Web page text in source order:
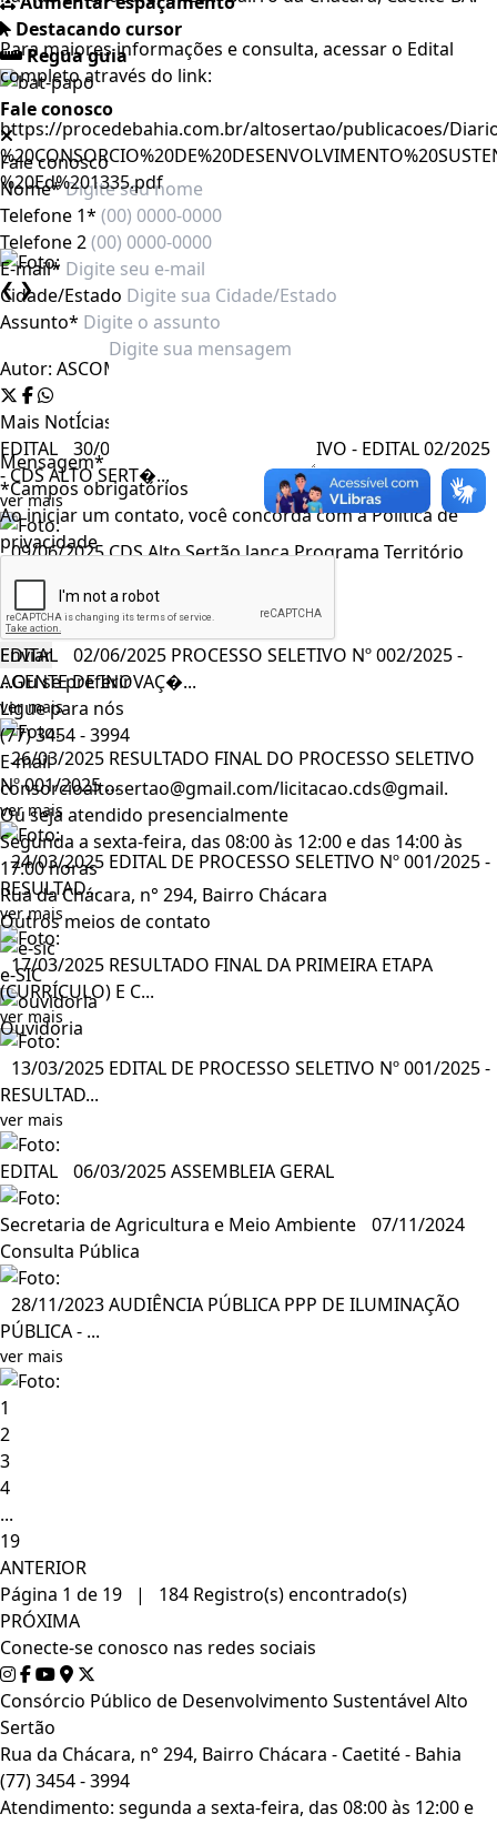
Destacando cursor
Regua guia
Fale conosco
Fale conosco
Nome*
Telefone 1*
Telefone 2
E-mail*
Cidade/Estado
Assunto*
Mensagem*
*Campos obrigatórios
Ao iniciar um contato, você concorda com aPolítica de
privacidade
...Ou se preferir
Ligue para nós
(77) 3454 - 3994
E-mail
consorcioaltosertao@gmail.com/licitacao.cds@gmail.
Ou seja atendido presencialmente
Segunda a sexta-feira, das 08:00 às 12:00 e das 14:00 às
17:00 horas
Rua da Chácara, n° 294, Bairro Chácara
Outros meios de contato
e-SIC
Ouvidoria
Para maiores informações e consulta, acessar o Edital
completo através do link:
https://procedebahia.com.br/altosertao/publicacoes/
%20Ed%201335.pdf
❮❯
Autor: ASCOM CDS
Mais NotÍcias
EDITAL
30/06/2025
PROCESSO SELETIVO - EDITAL 02/2025
- CDS ALTO SERT�...
ver mais
09/06/2025CDS Alto Sertão lança Programa Território
Inovad...
ver mais
EDITAL 02/06/2025 PROCESSO SELETIVO Nº 002/2025 -
AGENTE DE INOVAÇ�...
ver mais
26/03/2025 RESULTADO FINAL DO PROCESSO SELETIVO
Nº 001/2025 ...
ver mais
24/03/2025 EDITAL DE PROCESSO SELETIVO Nº 001/2025 -
RESULTAD...
ver mais
17/03/2025 RESULTADO FINAL DA PRIMEIRA ETAPA
(CURRÍCULO) E C...
ver mais
13/03/2025 EDITAL DE PROCESSO SELETIVO Nº 001/2025 -
RESULTAD...
ver mais
EDITAL 06/03/2025ASSEMBLEIA GERAL
Secretaria de Agricultura e Meio Ambiente
07/11/2024
Consulta Pública
28/11/2023AUDIÊNCIA PÚBLICA PPP DE ILUMINAÇÃO
PÚBLICA - ...
ver mais
1
2
3
4
...
19
ANTERIOR
Página 1 de 19 | 184 Registro(s) encontrado(s)
PRÓXIMA
Conecte-se conosco nas redes sociais
Consórcio Público de Desenvolvimento Sustentável Alto
Sertão
Rua da Chácara, n° 294, Bairro Chácara - Caetité - Bahia
(77) 3454 - 3994
Atendimento: segunda a sexta-feira, das 08:00 às 12:00 e